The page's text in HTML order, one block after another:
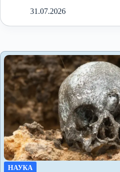
31.07.2026
НАУКА